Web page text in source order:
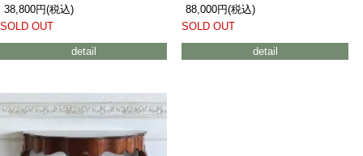
38,800円(税込)
SOLD OUT
detail
88,000円(税込)
SOLD OUT
detail